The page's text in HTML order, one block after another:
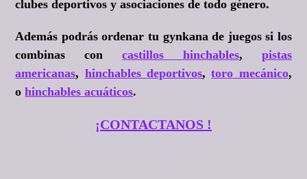
clubes deportivos y asociaciones de todo género.
Además podrás ordenar tu gynkana de juegos si los
combinas con castillos hinchables, pistas
americanas, hinchables deportivos,toro mecánico,
ohinchables acuáticos.
¡CONTACTANOS !